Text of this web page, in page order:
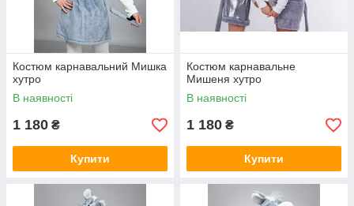
Костюм карнавальний Мишка
хутро
В наявності
1 180 ₴
Купити
Костюм карнавальне
Мишеня хутро
В наявності
1 180 ₴
Купити